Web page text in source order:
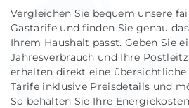
Vergleichen Sie bequem unsere
Gastarife und finden Sie genau
Ihrem Haushalt passt. Geben Sie
Jahresverbrauch und Ihre
erhalten direkt eine übersichtliche
Tarife inklusive Preisdetails und
So behalten Sie Ihre